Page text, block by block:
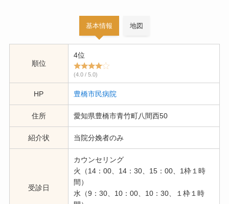
基本情報 地図
順位
4位
(4.0 / 5.0)
HP 豊橋市民病院
住所 愛知県豊橋市青竹町八間西50
紹介状 当院分娩者のみ
受診日
カウンセリング
火（14：00、14：30、15：00、1枠１時
間）
水（9：30、10：00、10：30、１枠１時